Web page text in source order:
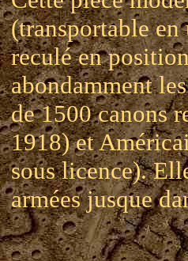
(transportable en
reculé en
abondamment
de 1500 canons
1918) et
sous licence).
armées jusque